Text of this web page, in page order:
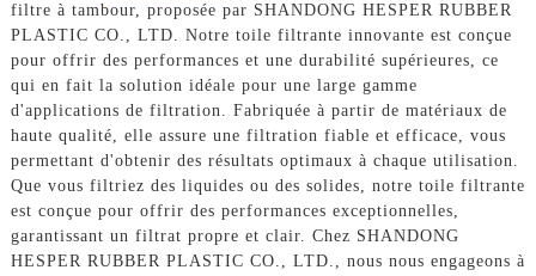
filtre à tambour, proposée par SHANDONG HESPER RUBBER
PLASTIC CO., LTD. Notre toile filtrante innovante est conçue
pour offrir des performances et une durabilité supérieures, ce
qui en fait la solution idéale pour une large gamme
d'applications de filtration. Fabriquée à partir de matériaux de
haute qualité, elle assure une filtration fiable et efficace, vous
permettant d'obtenir des résultats optimaux à chaque utilisation.
Que vous filtriez des liquides ou des solides, notre toile filtrante
est conçue pour offrir des performances exceptionnelles,
garantissant un filtrat propre et clair. Chez SHANDONG
HESPER RUBBER PLASTIC CO., LTD., nous nous engageons à